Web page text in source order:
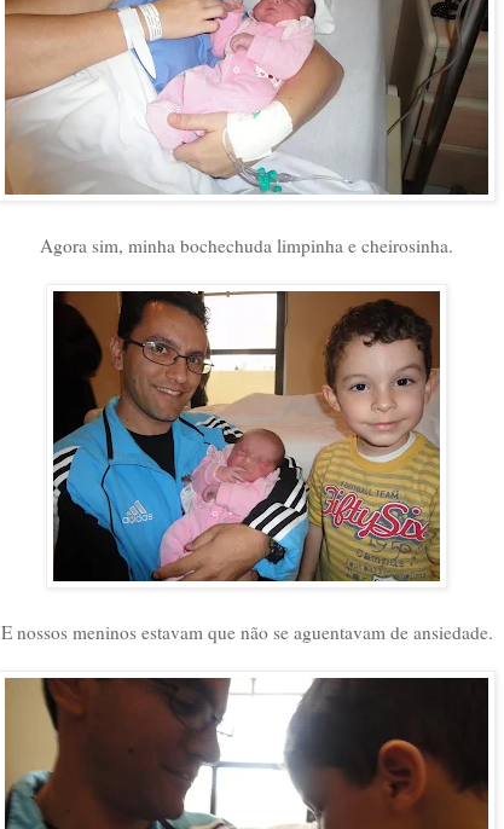
Agora sim, minha bochechuda limpinha e cheirosinha.
E nossos meninos estavam que não se aguentavam de ansiedade.